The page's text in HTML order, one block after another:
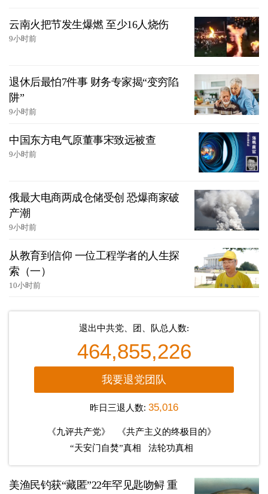
云南火把节发生爆燃 至少16人烧伤
9小时前
退休后最怕7件事 财务专家揭“变穷陷
阱”
9小时前
中国东方电气原董事宋致远被查
9小时前
俄最大电商两成仓储受创 恐爆商家破
产潮
9小时前
从教育到信仰 一位工程学者的人生探
索（一）
10小时前
退出中共党、团、队总人数:
464,855,226
我要退党团队
昨日三退人数: 35,016
《九评共产党》
《共产主义的终极目的》
“天安门自焚”真相
法轮功真相
美渔民钓获“藏匿”22年罕见匙吻鲟 重